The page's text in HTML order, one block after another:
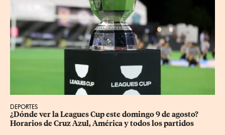
DEPORTES
¿Dónde ver la Leagues Cup este domingo 9 de agosto?
Horarios de Cruz Azul, América y todos los partidos